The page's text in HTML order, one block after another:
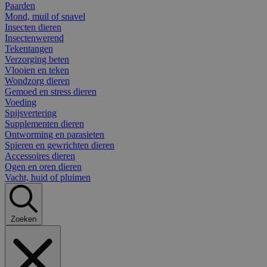
Paarden
Mond, muil of snavel
Insecten dieren
Insectenwerend
Tekentangen
Verzorging beten
Vlooien en teken
Wondzorg dieren
Gemoed en stress dieren
Voeding
Spijsvertering
Supplementen dieren
Ontworming en parasieten
Spieren en gewrichten dieren
Accessoires dieren
Ogen en oren dieren
Vacht, huid of pluimen
Zoeken